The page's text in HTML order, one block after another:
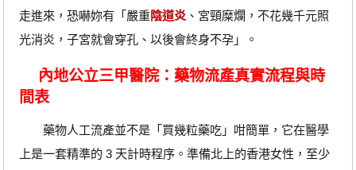
走進來，恐嚇妳有「嚴重陰道炎、宮頸糜爛，不花幾千元照
光消炎，子宮就會穿孔、以後會終身不孕」。
內地公立三甲醫院：藥物流產真實流程與時
間表
藥物人工流產並不是「買幾粒藥吃」咁簡單，它在醫學
上是一套精準的 3 天計時程序。準備北上的香港女性，至少